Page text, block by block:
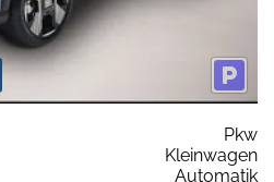
Pkw
Kleinwagen
Automatik